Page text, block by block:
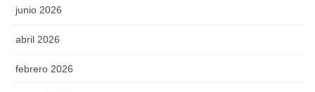
junio 2026
abril 2026
febrero 2026